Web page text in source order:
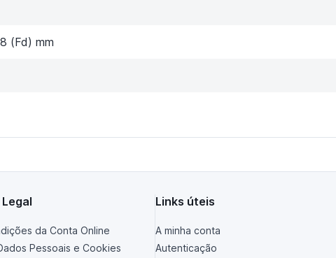
(Fd) mm
da Conta Online
Pessoais e Cookies
Links úteis
A minha conta
Autenticação